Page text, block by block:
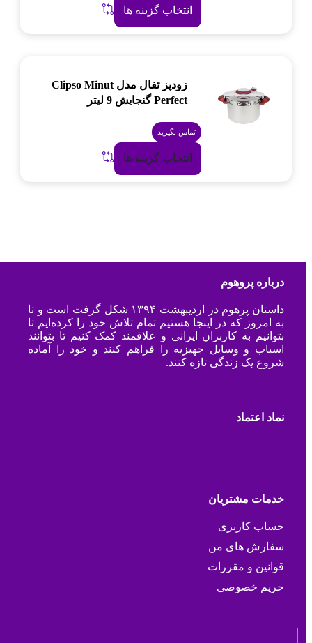
انتخاب گزینه ها
زودپز تفال مدل Clipso Minut
Perfect گنجایش 9 لیتر
تماس بگیرید
انتخاب گزینه ها
درباره پروهوم
داستان پرهوم در اردیبهشت ۱۳۹۴ شکل گرفت است و تا
به امروز که در اینجا هستیم تمام تلاش خود را کرده‌ایم تا
بتوانیم به کاربران ایرانی و علاقمند کمک کنیم تا بتوانند
اسباب و وسایل جهیزیه را فراهم کنند و خود را آماده
شروع یک زندگی تازه کنند.
نماد اعتماد
خدمات مشتریان
حساب کاربری
سفارش های من
قوانین و مقررات
حریم خصوصی